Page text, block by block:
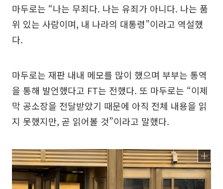
마두로는 “나는 무죄다. 나는 유죄가 아니다. 나는 품
위 있는 사람이며, 내 나라의 대통령”이라고 역설했
다.
마두로는 재판 내내 메모를 많이 했으며 부부는 통역
을 통해 발언했다고 FT는 전했다. 또 마두로는 “이제
막 공소장을 전달받았기 때문에 아직 전체 내용을 읽
지 못했지만, 곧 읽어볼 것”이라고 말했다.